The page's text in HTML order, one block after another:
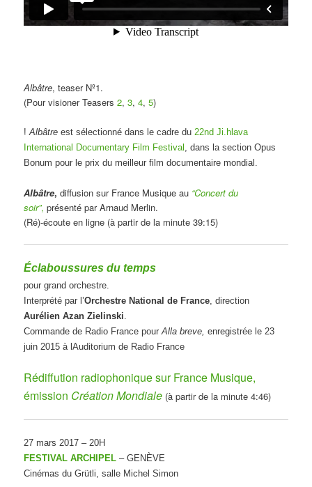
Albâtre, teaser Nº1.
(Pour visioner Teasers2,3,4,5)
!Albâtre est sélectionné dans le cadre du22nd Ji.hlava
International Documentary Film Festival , dans la section Opus
Bonum pour le prix du meilleur film documentaire mondial.
Albâtre,diffusion sur France Musique au “Concert du
soir”, présenté par Arnaud Merlin.
(Ré)-écoute en ligne (à partir de la minute 39:15)
Éclaboussures du temps
pour grand orchestre.
Interprété par l’Orchestre National de France , direction
Aurélien Azan Zielinski
Commande de Radio France pourAlla breve, enregistrée le 23
juin 2015 à lAuditorium de Radio France
Rédiffution radiophonique sur France Musique,
émission Création Mondiale (à partir de la minute 4:46)
27 mars 2017 – 20H
FESTIVAL ARCHIPEL – GENÈVE
Cinémas du Grütli, salle Michel Simon